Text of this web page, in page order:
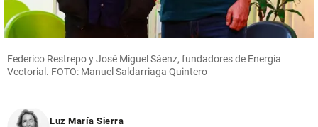
Federico Restrepo y José Miguel Sáenz, fundadores de Energía
Vectorial. FOTO: Manuel Saldarriaga Quintero
Luz María Sierra